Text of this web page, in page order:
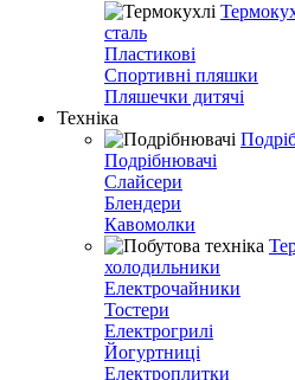
сталь
Пластикові
Спортивні пляшки
Пляшечки дитячі
Техніка
Подрібнювачі
Слайсери
Блендери
Кавомолки
холодильники
Електрочайники
Тостери
Електрогрилі
Йогуртниці
Електроплитки